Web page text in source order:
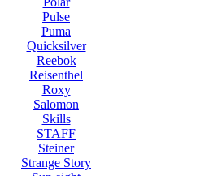
Pulse
Puma
Quicksilver
Reebok
Reisenthel
Roxy
Salomon
Skills
STAFF
Steiner
Strange Story